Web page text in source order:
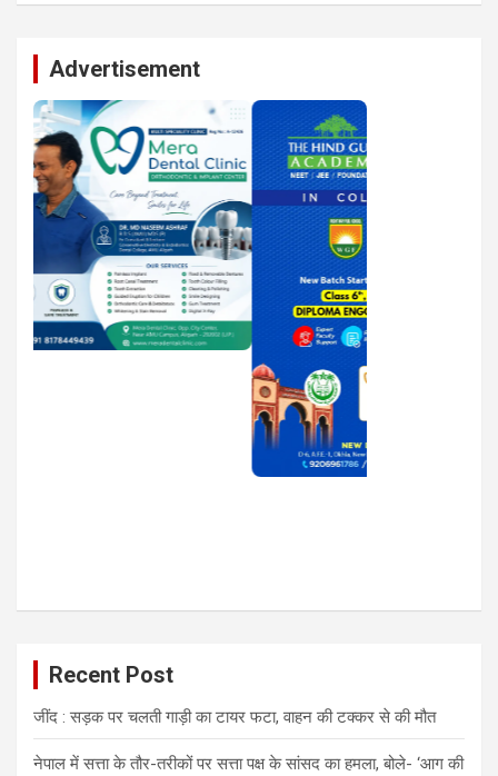
Advertisement
Recent Post
जींद : सड़क पर चलती गाड़ी का टायर फटा, वाहन की टक्कर से की मौत
नेपाल में सत्ता के तौर-तरीकों पर सत्ता पक्ष के सांसद का हमला, बोले- ‘आग की